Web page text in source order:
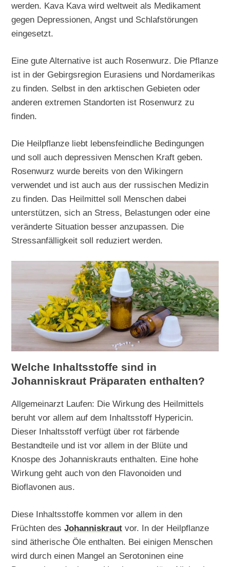
werden. Kava Kava wird weltweit als Medikament
gegen Depressionen, Angst und Schlafstörungen
eingesetzt.
Eine gute Alternative ist auch Rosenwurz. Die Pflanze
ist in der Gebirgsregion Eurasiens und Nordamerikas
zu finden. Selbst in den arktischen Gebieten oder
anderen extremen Standorten ist Rosenwurz zu
finden.
Die Heilpflanze liebt lebensfeindliche Bedingungen
und soll auch depressiven Menschen Kraft geben.
Rosenwurz wurde bereits von den Wikingern
verwendet und ist auch aus der russischen Medizin
zu finden. Das Heilmittel soll Menschen dabei
unterstützen, sich an Stress, Belastungen oder eine
veränderte Situation besser anzupassen. Die
Stressanfälligkeit soll reduziert werden.
Welche Inhaltsstoffe sind in
Johanniskraut Präparaten enthalten?
Allgemeinarzt Laufen: Die Wirkung des Heilmittels
beruht vor allem auf dem Inhaltsstoff Hypericin.
Dieser Inhaltsstoff verfügt über rot färbende
Bestandteile und ist vor allem in der Blüte und
Knospe des Johanniskrauts enthalten. Eine hohe
Wirkung geht auch von den Flavonoiden und
Bioflavonen aus.
Diese Inhaltsstoffe kommen vor allem in den
Früchten desJohanniskraut vor. In der Heilpflanze
sind ätherische Öle enthalten. Bei einigen Menschen
wird durch einen Mangel an Serotoninen eine